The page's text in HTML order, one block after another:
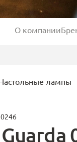
О компании
лампы